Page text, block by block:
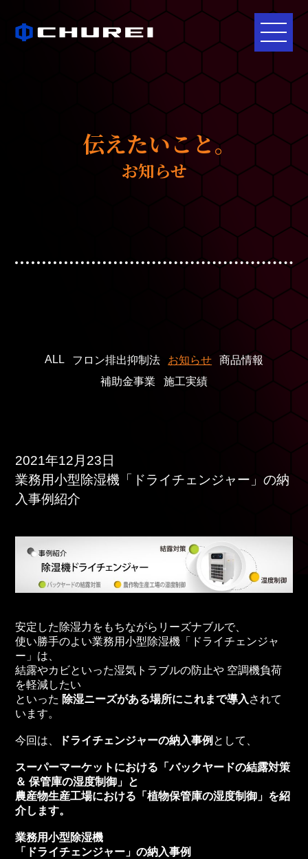
伝えたいこと｡
お知らせ
ALL フロン排出抑制法 お知らせ
商品情報
補助金事業
施工実績
2021年12月23日
業務用小型除湿機「ドライチェンジャー」の納
入事例紹介
安定した除湿力をもちながらリーズナブルで、
使い勝手のよい業務用小型除湿機「ドライチェンジャ
ー」は、
結露やカビといった湿気トラブルの防止や 空調機負荷
を軽減したい
といった 除湿ニーズがある場所にこれまで導入されて
います。
今回は、 ドライチェンジャーの納入事例 として、
スーパーマーケットにおける「バックヤードの結露対策
＆ 保管庫の湿度制御」と
農産物生産工場における「植物保管庫の湿度制御」を紹
介します。
業務用小型除湿機
「ドライチェンジャー」の納入事例